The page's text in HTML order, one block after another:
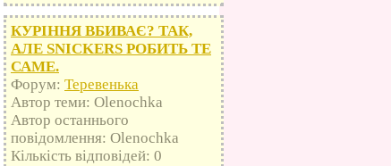
КУРІННЯ ВБИВАЄ? ТАК,
АЛЕ SNICKERS РОБИТЬ ТЕ
САМЕ.
Форум: Теревенька
Автор теми: Olenochka
Автор останнього
повідомлення: Olenochka
Кількість відповідей: 0